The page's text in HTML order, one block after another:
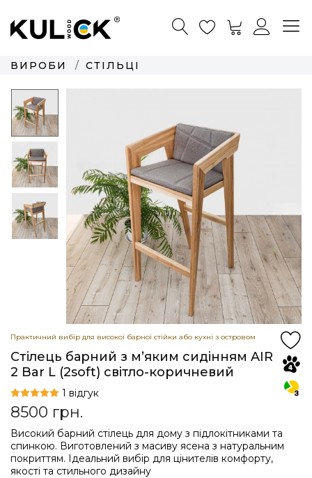
ВИРОБИ СТІЛЬЦІ
Практичний вибір для високої барної стійки або кухні з островом
Стілець барний з мʼяким сидінням AIR
2 Bar L (2soft) світло-коричневий
1 відгук
8500 грн.
Високий барний стілець для дому з підлокітниками та
спинкою. Виготовлений з масиву ясена з натуральним
покриттям. Ідеальний вибір для цінителів комфорту,
якості та стильного дизайну